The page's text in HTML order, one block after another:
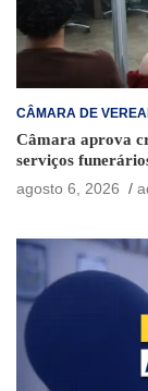
CÂMARA DE
Câmara aprova
serviços
agosto 6, 2026